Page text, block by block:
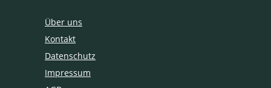
Über uns
Kontakt
Datenschutz
Impressum